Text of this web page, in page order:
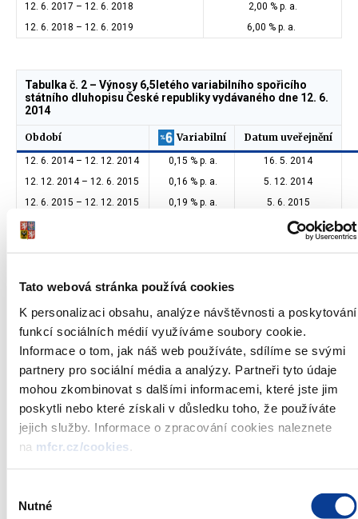
Tato webová stránka používá cookies
K personalizaci obsahu, analýze návštěvnosti a poskytování
funkcí sociálních médií využíváme soubory cookie.
Informace o tom, jak náš web používáte, sdílíme se svými
partnery pro sociální média a analýzy. Partneři tyto údaje
mohou zkombinovat s dalšími informacemi, které jste jim
poskytli nebo které získali v důsledku toho, že používáte
jejich služby. Informace o zpracování cookies naleznete
na mfcr.cz/cookies
souhlasu
Nutné
12. 6. 2017 – 12. 6. 2018
2,00 % p. a.
12. 6. 2018 – 12. 6. 2019
6,00 % p. a.
Tabulka č. 2 – Výnosy 6,5letého variabilního spořicího
státního dluhopisu České republiky vydávaného dne 12. 6.
2014
Období Variabilní Datum uveřejnění
12. 6. 2014 – 12. 12. 2014 0,15 % p. a.
16. 5. 2014
12. 12. 2014 – 12. 6. 2015
0,16 % p. a.
5. 12. 2014
12. 6. 2015 – 12. 12. 2015
0,19 % p. a.
5. 6. 2015
12. 12. 2015 – 12. 6. 2016
7. 12. 2015
12. 6. 2017 – 12. 12. 2017
0,37 % p. a.
12. 12. 2017 – 12. 6. 2018
0,88 % p. a.
7. 12. 2017
12. 6. 2018 – 12. 12. 2018
1,09 % p. a.
8. 6. 2018
12. 12. 2018 – 12. 6. 2019
2,22 % p. a.
7. 12. 2018
12. 6. 2019 – 12. 12. 2019
2,43 % p. a.
7. 6. 2019
12. 12. 2019 – 12. 6. 2020
2,47 % p. a.
6. 12. 2019
12. 6. 2020 – 12. 12. 2020
0,66 % p. a. 8. 6. 2020
Tabulka č. 3 – VýnosY proti-inflačního spořicího státního
Období Proti-inflační